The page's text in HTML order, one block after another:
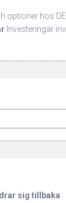
optioner hos
Investeringar
sig tillbaka